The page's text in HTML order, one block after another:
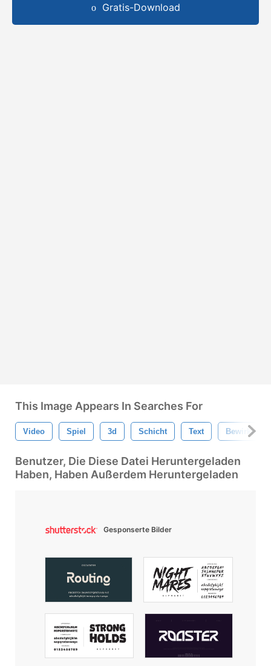
Gratis-Download
This Image Appears In Searches For
Video Spiel 3d Schicht Text Bewirken
Benutzer, Die Diese Datei Heruntergeladen
Haben, Haben Außerdem Heruntergeladen
Gesponserte Bilder